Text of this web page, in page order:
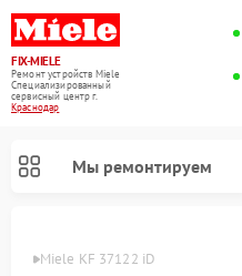
FIX-MIELE
Ремонт устройств Miele
Специализированный
cервисный центр г.
Краснодар
Мы ремонтируем
Miele KF 37122 iD